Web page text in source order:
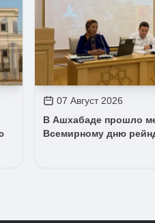
07 Август 2026
В Ашхабаде прошло
Всемирному дню